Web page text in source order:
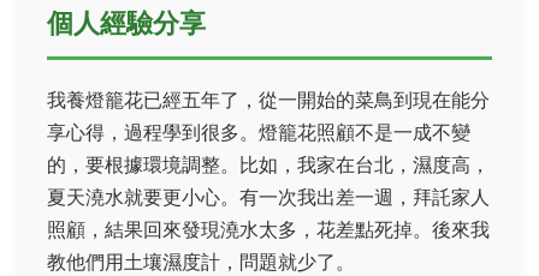
個人經驗分享
我養燈籠花已經五年了，從一開始的菜鳥到現在能分
享心得，過程學到很多。燈籠花照顧不是一成不變
的，要根據環境調整。比如，我家在台北，濕度高，
夏天澆水就要更小心。有一次我出差一週，拜託家人
照顧，結果回來發現澆水太多，花差點死掉。後來我
教他們用土壤濕度計，問題就少了。